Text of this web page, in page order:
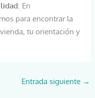
. En
para encontrar la
tu orientación y
Entrada siguiente →